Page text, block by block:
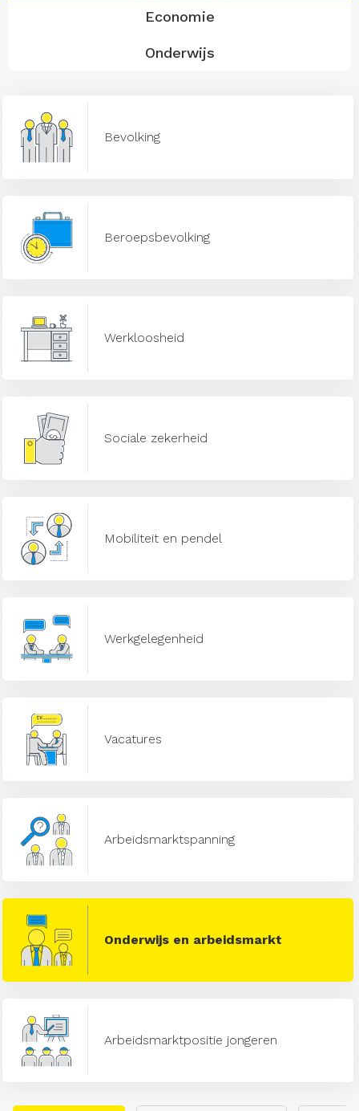
Economie
Onderwijs
Bevolking
Beroepsbevolking
Werkloosheid
Sociale zekerheid
Mobiliteit en pendel
Werkgelegenheid
Vacatures
Arbeidsmarktspanning
Onderwijs en arbeidsmarkt
Arbeidsmarktpositie jongeren